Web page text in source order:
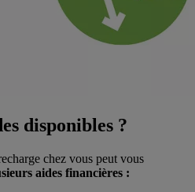
disponibles ?
chez vous peut vous
aides financières :